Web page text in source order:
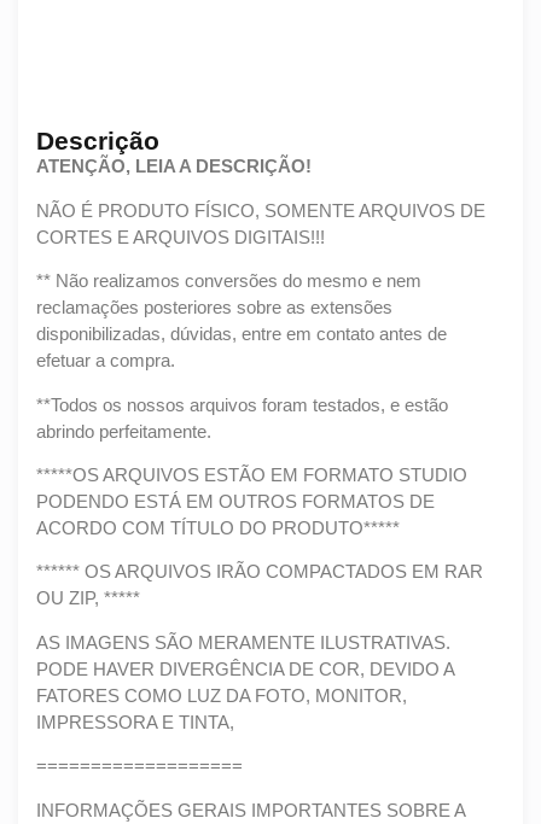
Descrição
ATENÇÃO, LEIA A DESCRIÇÃO!
NÃO É PRODUTO FÍSICO, SOMENTE ARQUIVOS DE
CORTES E ARQUIVOS DIGITAIS!!!
** Não realizamos conversões do mesmo e nem
reclamações posteriores sobre as extensões
disponibilizadas, dúvidas, entre em contato antes de
efetuar a compra.
**Todos os nossos arquivos foram testados, e estão
abrindo perfeitamente.
*****OS ARQUIVOS ESTÃO EM FORMATO STUDIO
PODENDO ESTÁ EM OUTROS FORMATOS DE
ACORDO COM TÍTULO DO PRODUTO*****
****** OS ARQUIVOS IRÃO COMPACTADOS EM RAR
OU ZIP, *****
AS IMAGENS SÃO MERAMENTE ILUSTRATIVAS.
PODE HAVER DIVERGÊNCIA DE COR, DEVIDO A
FATORES COMO LUZ DA FOTO, MONITOR,
IMPRESSORA E TINTA,
===================
INFORMAÇÕES GERAIS IMPORTANTES SOBRE A